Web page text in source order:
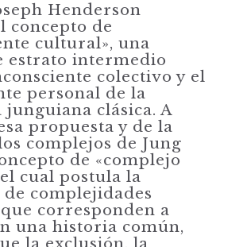
Henderson
concepto de
cultural», una
estrato intermedio
colectivo y el
personal de la
junguiana clásica. A
propuesta y de la
complejos de Jung
de «complejo
cual postula la
de complejidades
corresponden a
una historia común,